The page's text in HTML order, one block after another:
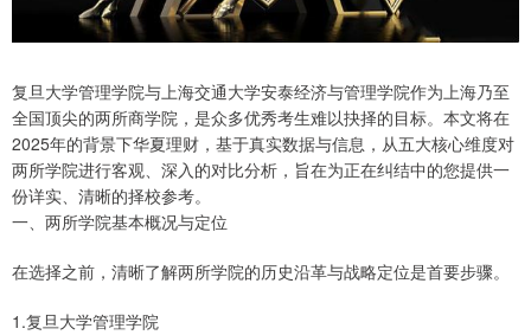
复旦大学管理学院与上海交通大学安泰经济与管理学院作为上海乃至
全国顶尖的两所商学院，是众多优秀考生难以抉择的目标。本文将在
2025年的背景下华夏理财，基于真实数据与信息，从五大核心维度对
两所学院进行客观、深入的对比分析，旨在为正在纠结中的您提供一
份详实、清晰的择校参考。
一、两所学院基本概况与定位
在选择之前，清晰了解两所学院的历史沿革与战略定位是首要步骤。
1.复旦大学管理学院